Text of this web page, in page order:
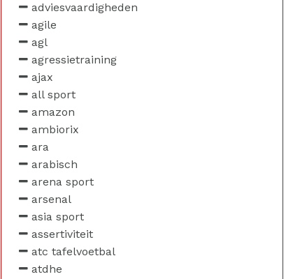
adviesvaardigheden
agile
agl
agressietraining
ajax
all sport
amazon
ambiorix
ara
arabisch
arena sport
arsenal
asia sport
assertiviteit
atc tafelvoetbal
atdhe